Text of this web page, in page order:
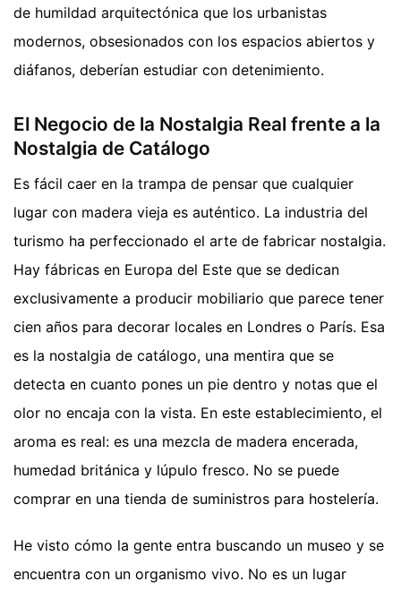
de humildad arquitectónica que los urbanistas
modernos, obsesionados con los espacios abiertos y
diáfanos, deberían estudiar con detenimiento.
El Negocio de la Nostalgia Real frente a la
Nostalgia de Catálogo
Es fácil caer en la trampa de pensar que cualquier
lugar con madera vieja es auténtico. La industria del
turismo ha perfeccionado el arte de fabricar nostalgia.
Hay fábricas en Europa del Este que se dedican
exclusivamente a producir mobiliario que parece tener
cien años para decorar locales en Londres o París. Esa
es la nostalgia de catálogo, una mentira que se
detecta en cuanto pones un pie dentro y notas que el
olor no encaja con la vista. En este establecimiento, el
aroma es real: es una mezcla de madera encerada,
humedad británica y lúpulo fresco. No se puede
comprar en una tienda de suministros para hostelería.
He visto cómo la gente entra buscando un museo y se
encuentra con un organismo vivo. No es un lugar